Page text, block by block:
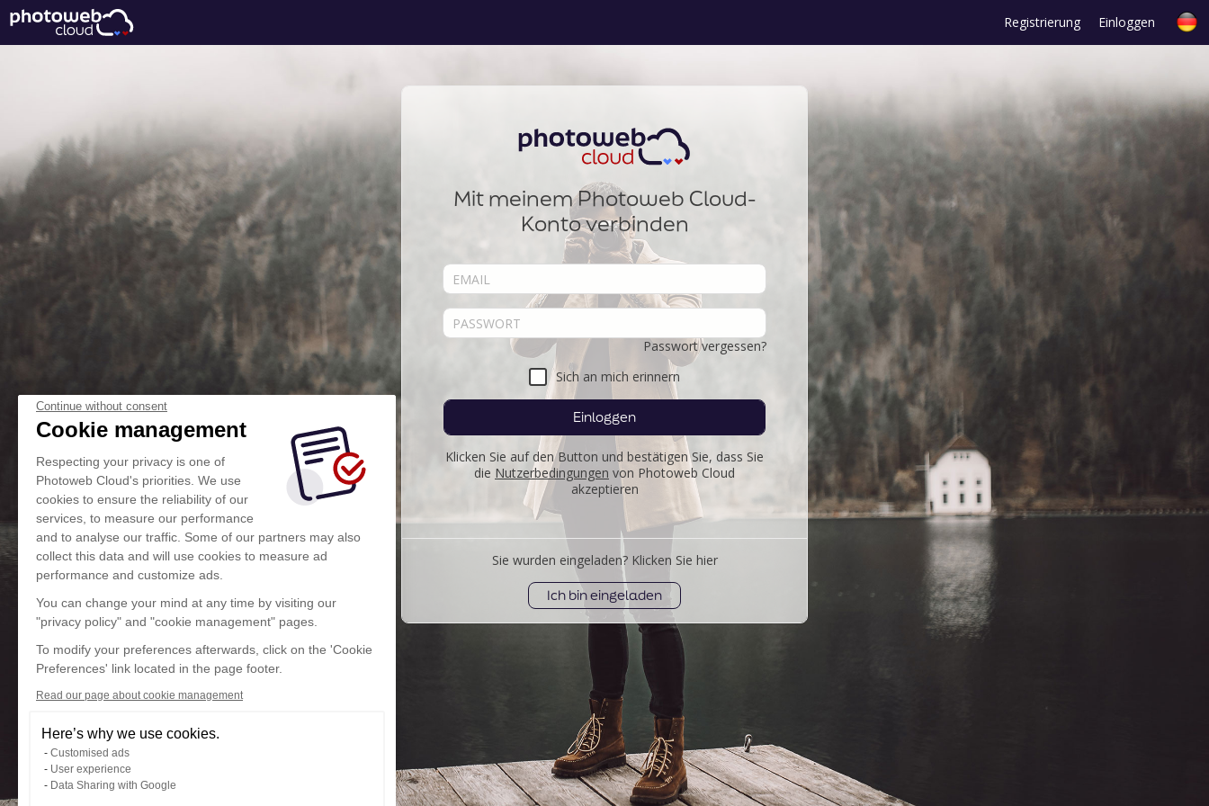
Continue without consent
Cookie management
Respecting your privacy is one of
Photoweb Cloud's priorities. We use
cookies to ensure the reliability of our
services, to measure our performance
and to analyse our traffic. Some of our partners may also
collect this data and will use cookies to measure ad
performance and customize ads.
You can change your mind at any time by visiting our
"privacy policy" and "cookie management" pages.
To modify your preferences afterwards, click on the 'Cookie
Preferences' link located in the page footer.
Read our page about cookie management
Here’s why we use cookies.
Customised ads
User experience
Data Sharing with Google
Registrierung Einloggen
Mit meinem Photoweb Cloud-
Konto verbinden
Passwort vergessen?
Sich an mich erinnern
Einloggen
Klicken Sie auf den Button und bestätigen Sie, dass Sie
die Nutzerbedingungen von Photoweb Cloud
akzeptieren
Sie wurden eingeladen? Klicken Sie hier
Ich bin eingeladen